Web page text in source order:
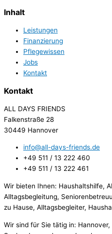
Inhalt
Leistungen
Finanzierung
Pflegewissen
Jobs
Kontakt
Kontakt
ALL DAYS FRIENDS
Falkenstraße 28
30449 Hannover
info@all-days-friends.de
+49 511 / 13 222 460
+49 511 / 13 222 461
Wir bieten Ihnen: Haushaltshilfe,
Alltagsbegleitung,
zu Hause, Alltagsbegleiter,
Wir sind für Sie tätig in: